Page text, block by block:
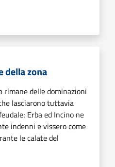
della zona
rimane delle dominazioni
lasciarono tuttavia
Erba ed Incino ne
indenni e vissero come
le calate del